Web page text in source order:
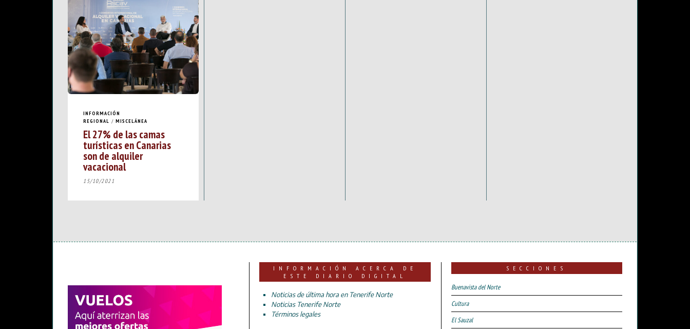
INFORMACIÓN
REGIONAL / MISCELÁNEA
El 27% de las camas
turísticas en Canarias
son de alquiler
vacacional
15/10/2021
INFORMACIÓN ACERCA DE
ESTE DIARIO DIGITAL
Noticias de última hora en Tenerife Norte
Noticias Tenerife Norte
Términos legales
SECCIONES
Buenavista del Norte
Cultura
El Sauzal